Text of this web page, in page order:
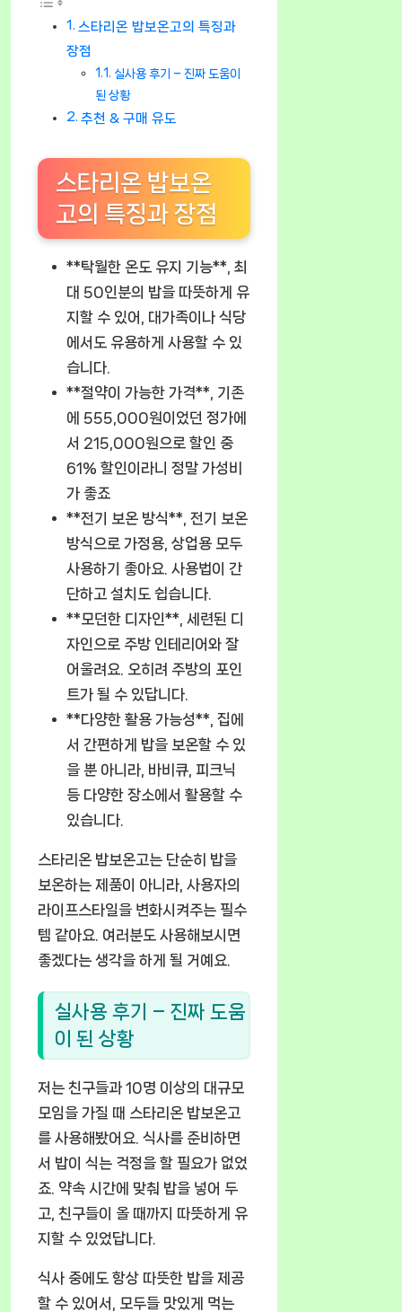
스타리온 밥보온고의 특징과
장점
실사용 후기 – 진짜 도움이
된 상황
추천 & 구매 유도
스타리온 밥보온
고의 특징과 장점
**탁월한 온도 유지 기능**, 최
대 50인분의 밥을 따뜻하게 유
지할 수 있어, 대가족이나 식당
에서도 유용하게 사용할 수 있
습니다.
**절약이 가능한 가격**, 기존
에 555,000원이었던 정가에
서 215,000원으로 할인 중
61% 할인이라니 정말 가성비
가 좋죠
**전기 보온 방식**, 전기 보온
방식으로 가정용, 상업용 모두
사용하기 좋아요. 사용법이 간
단하고 설치도 쉽습니다.
**모던한 디자인**, 세련된 디
자인으로 주방 인테리어와 잘
어울려요. 오히려 주방의 포인
트가 될 수 있답니다.
**다양한 활용 가능성**, 집에
서 간편하게 밥을 보온할 수 있
을 뿐 아니라, 바비큐, 피크닉
등 다양한 장소에서 활용할 수
있습니다.
스타리온 밥보온고는 단순히 밥을
보온하는 제품이 아니라, 사용자의
라이프스타일을 변화시켜주는 필수
템 같아요. 여러분도 사용해보시면
좋겠다는 생각을 하게 될 거예요.
실사용 후기 – 진짜 도움
이 된 상황
저는 친구들과 10명 이상의 대규모
모임을 가질 때 스타리온 밥보온고
를 사용해봤어요. 식사를 준비하면
서 밥이 식는 걱정을 할 필요가 없었
죠. 약속 시간에 맞춰 밥을 넣어 두
고, 친구들이 올 때까지 따뜻하게 유
지할 수 있었답니다.
식사 중에도 항상 따뜻한 밥을 제공
할 수 있어서, 모두들 맛있게 먹는